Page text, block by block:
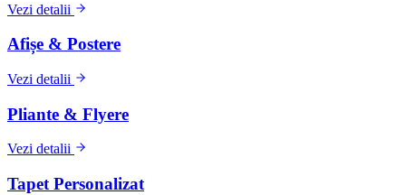
Vezi detalii
Afișe & Postere
Vezi detalii
Pliante & Flyere
Vezi detalii
Tapet Personalizat